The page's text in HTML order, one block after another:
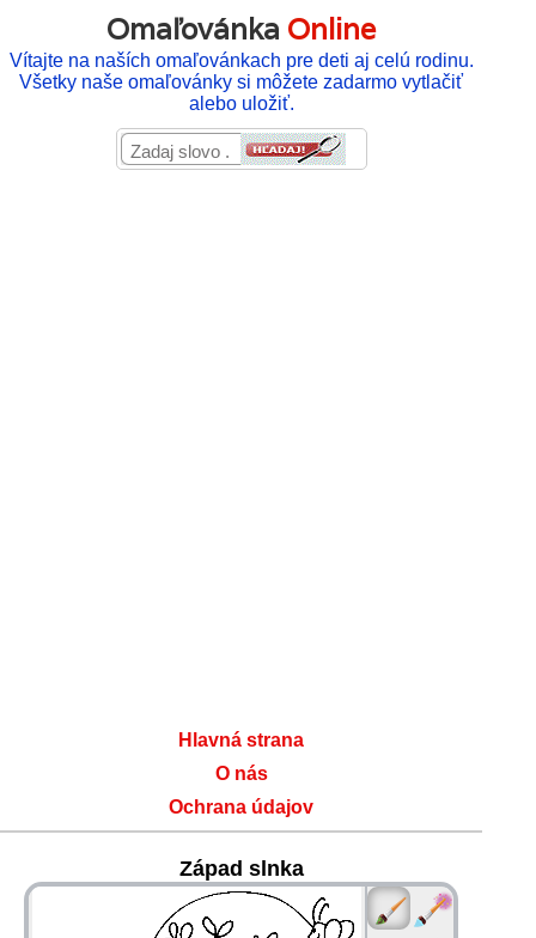
Omaľovánka Online
Vítajte na naších omaľovánkach pre deti aj celú rodinu.
Všetky naše omaľovánky si môžete zadarmo vytlačiť
alebo uložiť.
Hlavná strana
O nás
Ochrana údajov
Západ slnka